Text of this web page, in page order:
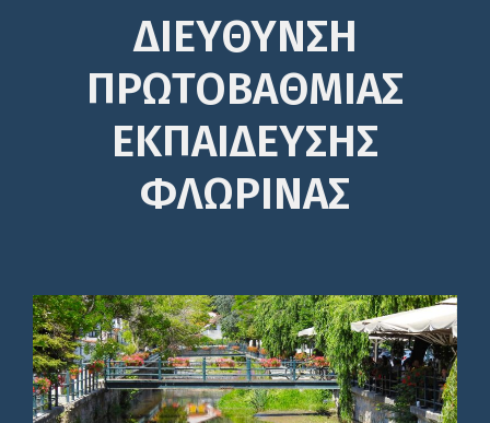
ΔΙΕΎΘΥΝΣΗ
ΠΡΩΤΟΒΆΘΜΙΑΣ
ΕΚΠΑΊΔΕΥΣΗΣ
ΦΛΩΡΙΝΑΣ